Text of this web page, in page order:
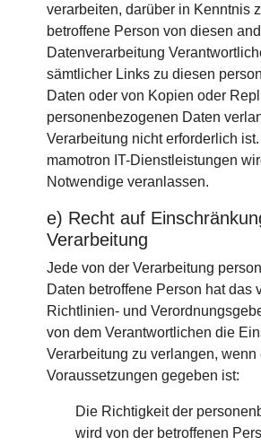
verarbeiten, darüber in Kenntnis
betroffene Person von diesen
Datenverarbeitung
sämtlicher Links zu diesen
Daten oder von Kopien oder
personenbezogenen Daten
Verarbeitung nicht erforderlich
mamotron IT-Dienstleistungen
Notwendige veranlassen.
e) Recht auf
Verarbeitung
Jede von der Verarbeitung
Daten betroffene Person hat das
Richtlinien- und
von dem Verantwortlichen die
Verarbeitung zu verlangen,
Voraussetzungen gegeben ist:
Die Richtigkeit der
wird von der betroffenen